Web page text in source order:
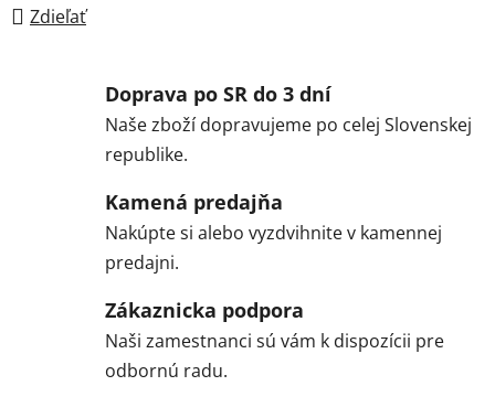
Zdieľať
Doprava po SR do 3 dní
Naše zboží dopravujeme po celej Slovenskej
republike.
Kamená predajňa
Nakúpte si alebo vyzdvihnite v kamennej
predajni.
Zákaznicka podpora
Naši zamestnanci sú vám k dispozícii pre
odbornú radu.